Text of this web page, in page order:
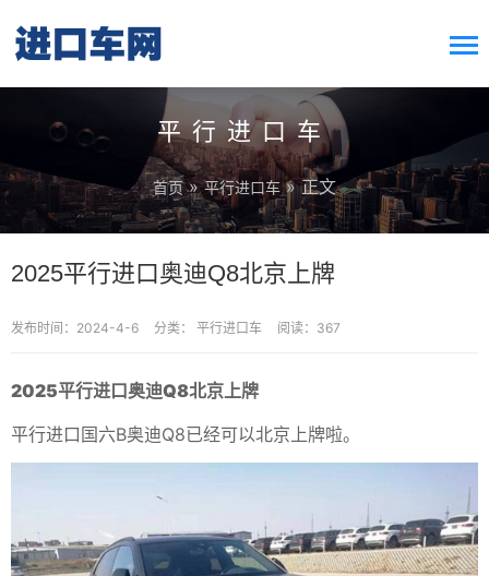
平行进口车
首页 »平行进口车» 正文
2025平行进口奥迪Q8北京上牌
发布时间：2024-4-6 分类： 平行进口车 阅读：367
2025平行进口奥迪Q8北京上牌
平行进口国六B奥迪Q8已经可以北京上牌啦。